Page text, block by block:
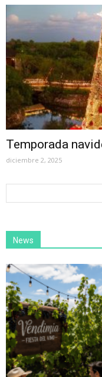
Temporada
diciembre 2, 2025
News